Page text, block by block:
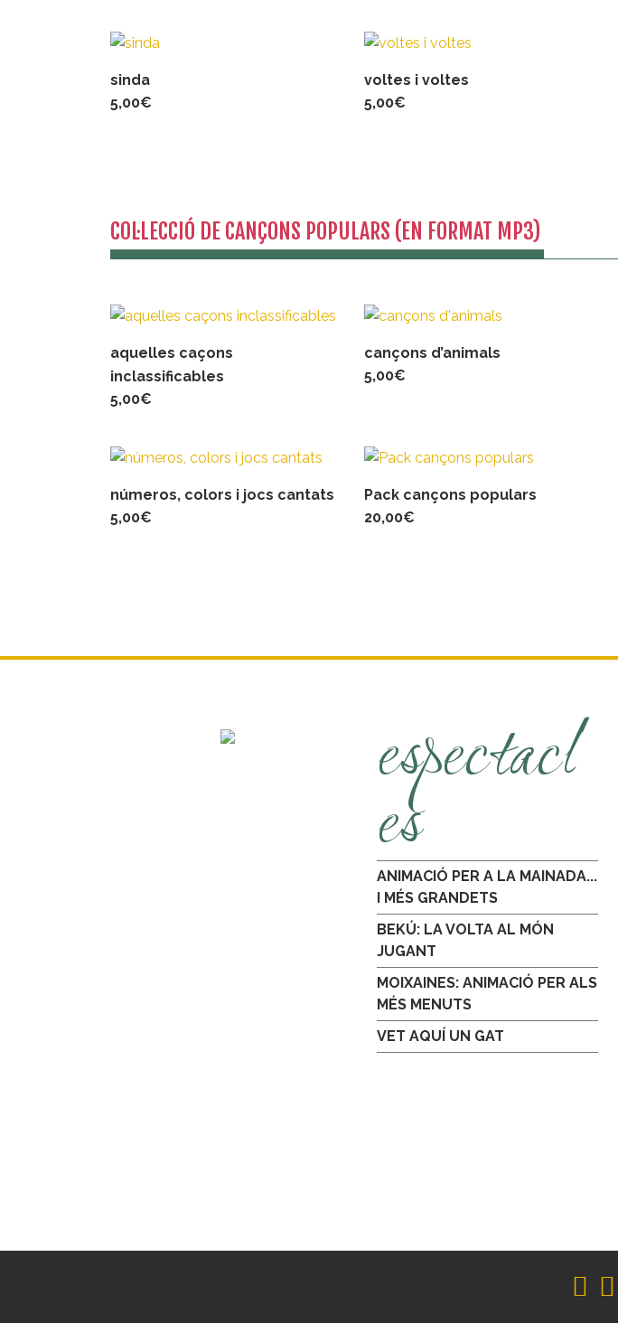
sinda
5,00€
voltes i voltes
5,00€
COL·LECCIÓ DE CANÇONS POPULARS (EN FORMAT MP3)
aquelles caçons
inclassificables
5,00€
cançons d’animals
5,00€
números, colors i jocs cantats
5,00€
Pack cançons populars
20,00€
espectacl
es
ANIMACIÓ PER A LA MAINADA...
I MÉS GRANDETS
BEKÚ: LA VOLTA AL MÓN
JUGANT
MOIXAINES: ANIMACIÓ PER ALS
MÉS MENUTS
VET AQUÍ UN GAT